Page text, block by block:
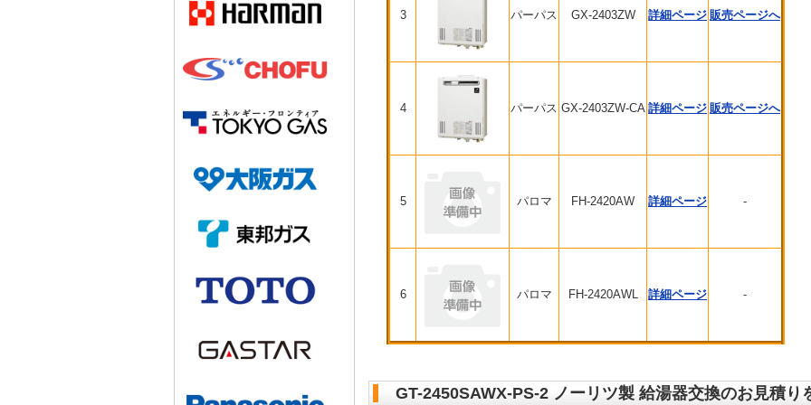
3 パーパス GX-2403ZW 詳細ページ 販売ページへ
4 パーパス GX-2403ZW-CA 詳細ページ 販売ページへ
5 パロマ FH-2420AW 詳細ページ -
6 パロマ FH-2420AWL 詳細ページ -
GT-2450SAWX-PS-2 ノーリツ製 給湯器交換のお見積り